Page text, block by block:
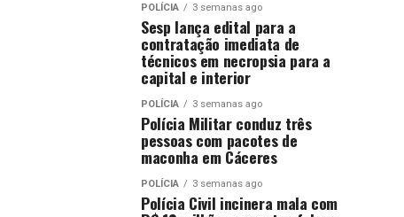
POLÍCIA 3 semanas ago
Sesp lança edital para a
contratação imediata de
técnicos em necropsia para a
capital e interior
POLÍCIA 3 semanas ago
Polícia Militar conduz três
pessoas com pacotes de
maconha em Cáceres
POLÍCIA 3 semanas ago
Polícia Civil incinera mala com